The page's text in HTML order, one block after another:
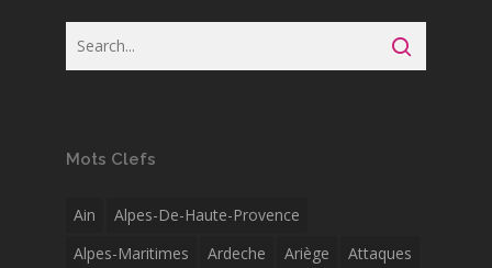
Mots Clefs
Ain
Alpes-De-Haute-Provence
Alpes-Maritimes
Ardeche Ariège
Attaques